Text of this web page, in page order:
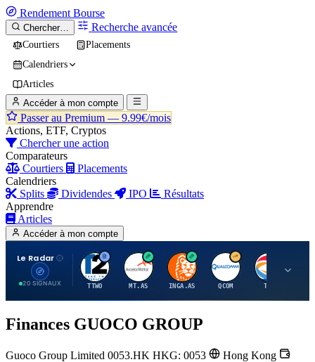
Rendement Bourse
Chercher… Recherche avancée
Courtiers
Placements
Calendriers
Articles
Accéder à mon compte
Passer au Premium — 9.99€/mois
Actions, ETF, Cryptos
Chercher une action
Comparateurs
Courtiers
Placements
Calendriers
Splits
Dividendes IPO
Résultats
Apprendre
Articles
Accéder à mon compte
Le Radar
20 SIGNAUX
T
TTWO
A
MT.AS
I
INGA.AS
Q
QCOM
T
TTE
Finances GUOCO GROUP
Guoco Group Limited 0053.HK HKG: 0053
Hong Kong